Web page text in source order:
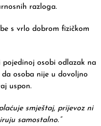
razloga.
s vrlo dobrom fizičkom
osobi odlazak na
osoba nije u dovoljno
uspon.
smještaj, prijevoz ni
samostalno.”